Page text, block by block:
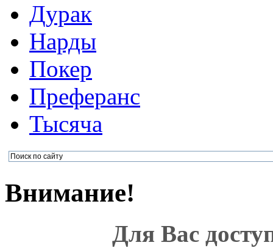
Дурак
Нарды
Покер
Преферанс
Тысяча
Внимание!
Для Вас